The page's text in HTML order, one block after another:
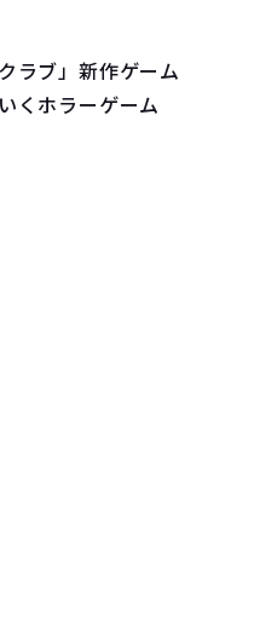
ラブ」新作ゲーム
くホラーゲーム